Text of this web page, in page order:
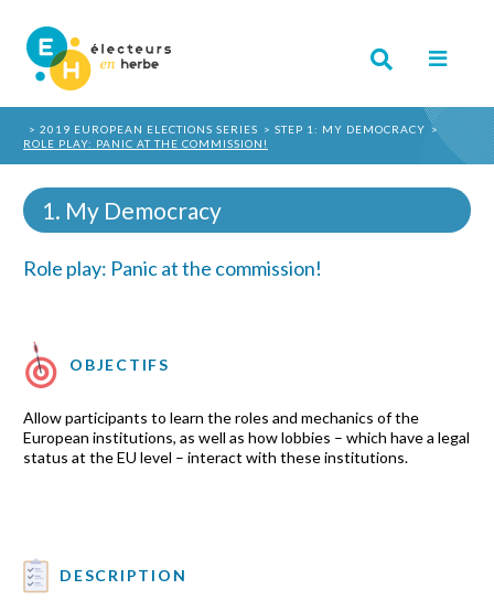
2019 EUROPEAN ELECTIONS SERIES
STEP 1: MY DEMOCRACY
ROLE PLAY: PANIC AT THE COMMISSION!
1. My Democracy
Role play: Panic at the commission!
OBJECTIFS
Allow participants to learn the roles and mechanics of the
European institutions, as well as how lobbies – which have a legal
status at the EU level – interact with these institutions.
DESCRIPTION